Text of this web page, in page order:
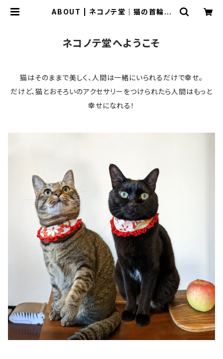
ABOUT | ネコノテ堂｜猫の首輪
ネコノテ堂へようこそ
猫はそのままで美しく、人間は一緒にいられるだけで幸せ。
だけど、猫とおそろいのアクセサリーをつけられたら人間はもっと
幸せになれる！